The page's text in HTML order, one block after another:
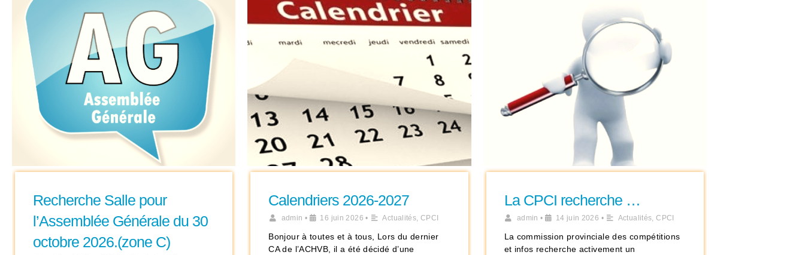
Recherche Salle pour
l’Assemblée Générale du 30
octobre 2026.(zone C)
Calendriers 2026-2027
admin • 16 juin 2026 • Actualités, CPCI
Bonjour à toutes et à tous, Lors du dernier
CA de l’ACHVB, il a été décidé d’une
La CPCI recherche …
admin • 14 juin 2026 • Actualités,CPCI
La commission provinciale des compétitions
et infos recherche activement un